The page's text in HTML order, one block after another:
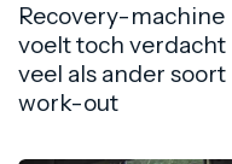
Recovery-machine
voelt toch verdacht
veel als ander soort
work-out